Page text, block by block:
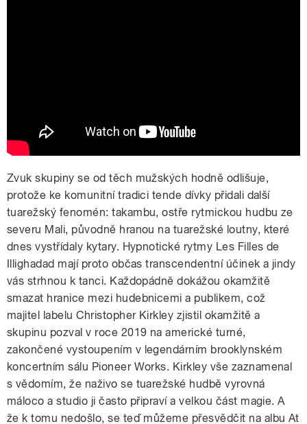
Zvuk skupiny se od těch mužských hodně odlišuje,
protože ke komunitní tradici tende dívky přidali další
tuarežský fenomén: takambu, ostře rytmickou hudbu ze
severu Mali, původně hranou na tuarežské loutny, které
dnes vystřídaly kytary. Hypnotické rytmy Les Filles de
Illighadad mají proto občas transcendentní účinek a jindy
vás strhnou k tanci. Každopádně dokážou okamžitě
smazat hranice mezi hudebnicemi a publikem, což
majitel labelu Christopher Kirkley zjistil okamžitě a
skupinu pozval v roce 2019 na americké turné,
zakončené vystoupením v legendárním brooklynském
koncertním sálu Pioneer Works. Kirkley vše zaznamenal
s vědomím, že naživo se tuarežské hudbě vyrovná
máloco a studio ji často připraví a velkou část magie. A
že k tomu nedošlo, se teď můžeme přesvědčit na albu At